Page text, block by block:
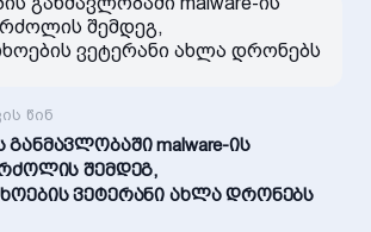
წინ
malware-ის
შემდეგ,
ვეტერანი ახლა დრონებს